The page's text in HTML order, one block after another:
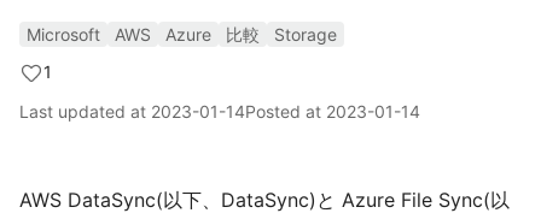
Microsoft AWS Azure 比較
Storage
1
Last updated at 2023-01-14Posted at 2023-01-14
AWS DataSync(以下、DataSync)と Azure File Sync(以